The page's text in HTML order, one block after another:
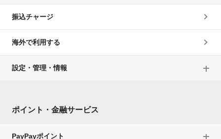
振込チャージ
海外で利用する
設定・管理・情報
ポイント・金融サービス
PayPayポイント